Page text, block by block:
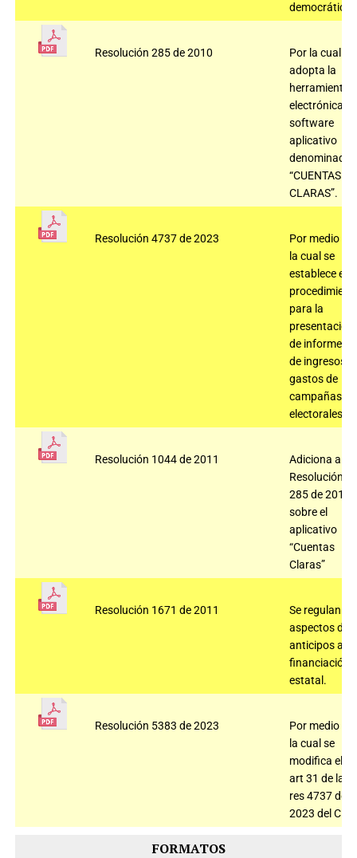
democrática
Resolución 285 de 2010
Por la cual se
adopta la
herramienta
electrónica,
software
aplicativo
denominado
“CUENTAS
CLARAS”.
Resolución 4737 de 2023
Por medio de
la cual se
establece el
para la
presentación
de informes
de ingresos y
gastos de
campañas
electorales.
Resolución 1044 de 2011
Adiciona a la
Resolución
285 de 2010
sobre el
aplicativo
“Cuentas
Claras”
Resolución 1671 de 2011
Se regulan
aspectos de
anticipos a la
financiación
estatal.
Resolución 5383 de 2023
Por medio de
la cual se
modifica el
art 31 de la
res 4737 de
2023 del CNE
FORMATOS